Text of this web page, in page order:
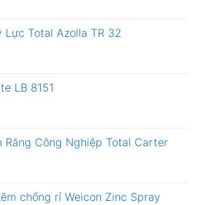
Lực Total Azolla TR 32
LB 8151
Răng Công Nghiệp Total Carter
chống rỉ Weicon Zinc Spray